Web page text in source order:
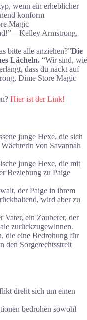
wenn ein erheblicher
konform
Magic
Armstrong,
bitte alle anziehen?”Die
Lächeln. “Wir sind, wie
dass du nackt auf
Dime Store Magic
Hier ist der Link!
junge Hexe, die sich
von Savannah
junge Hexe, die mit
Beziehung zu Paige
der Paige in ihrem
wird aber zu
Vater, ein Zauberer, der
zurückzugewinnen.
die eine Bedrohung für
den Sorgerechtsstreit
dreht sich um einen
bedrohen sowohl